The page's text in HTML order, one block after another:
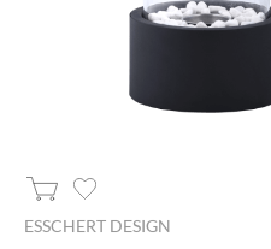
ESSCHERT DESIGN